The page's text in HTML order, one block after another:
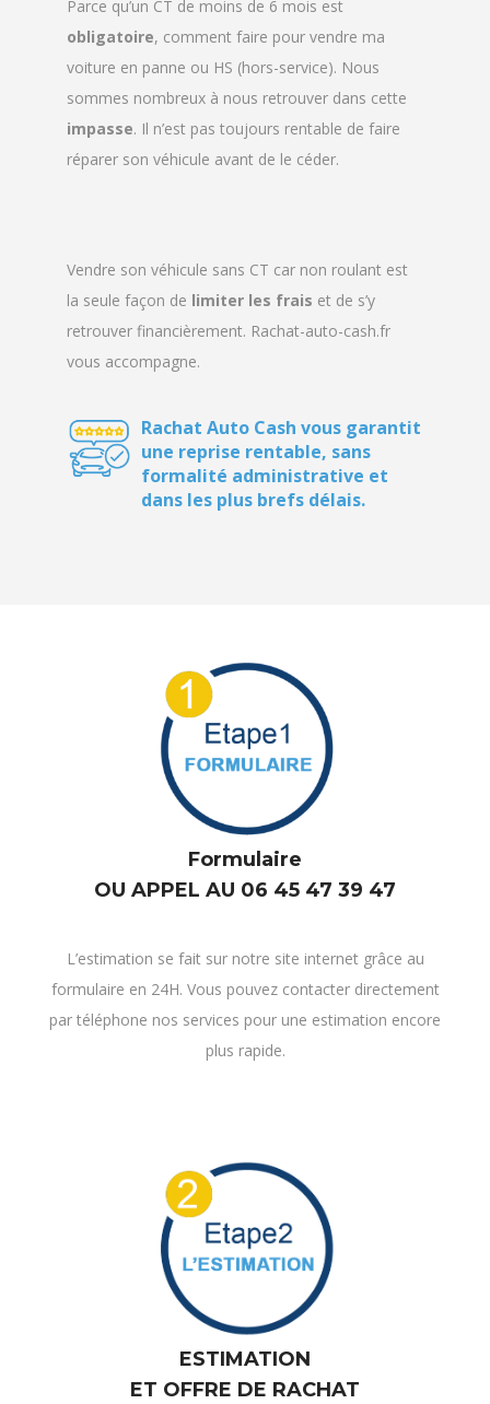
Parce qu’un CT de moins de 6 mois est
obligatoire, comment faire pour vendre ma
voiture en panne ou HS (hors-service). Nous
sommes nombreux à nous retrouver dans cette
impasse. Il n’est pas toujours rentable de faire
réparer son véhicule avant de le céder.
Vendre son véhicule sans CT car non roulant est
la seule façon de limiter les frais et de s’y
retrouver financièrement. Rachat-auto-cash.fr
vous accompagne.
Rachat Auto Cash vous garantit
une reprise rentable, sans
formalité administrative et
dans les plus brefs délais.
Formulaire
OU APPEL AU 06 45 47 39 47
L’estimation se fait sur notre site internet grâce au
formulaire en 24H. Vous pouvez contacter directement
par téléphone nos services pour une estimation encore
plus rapide.
ESTIMATION
ET OFFRE DE RACHAT